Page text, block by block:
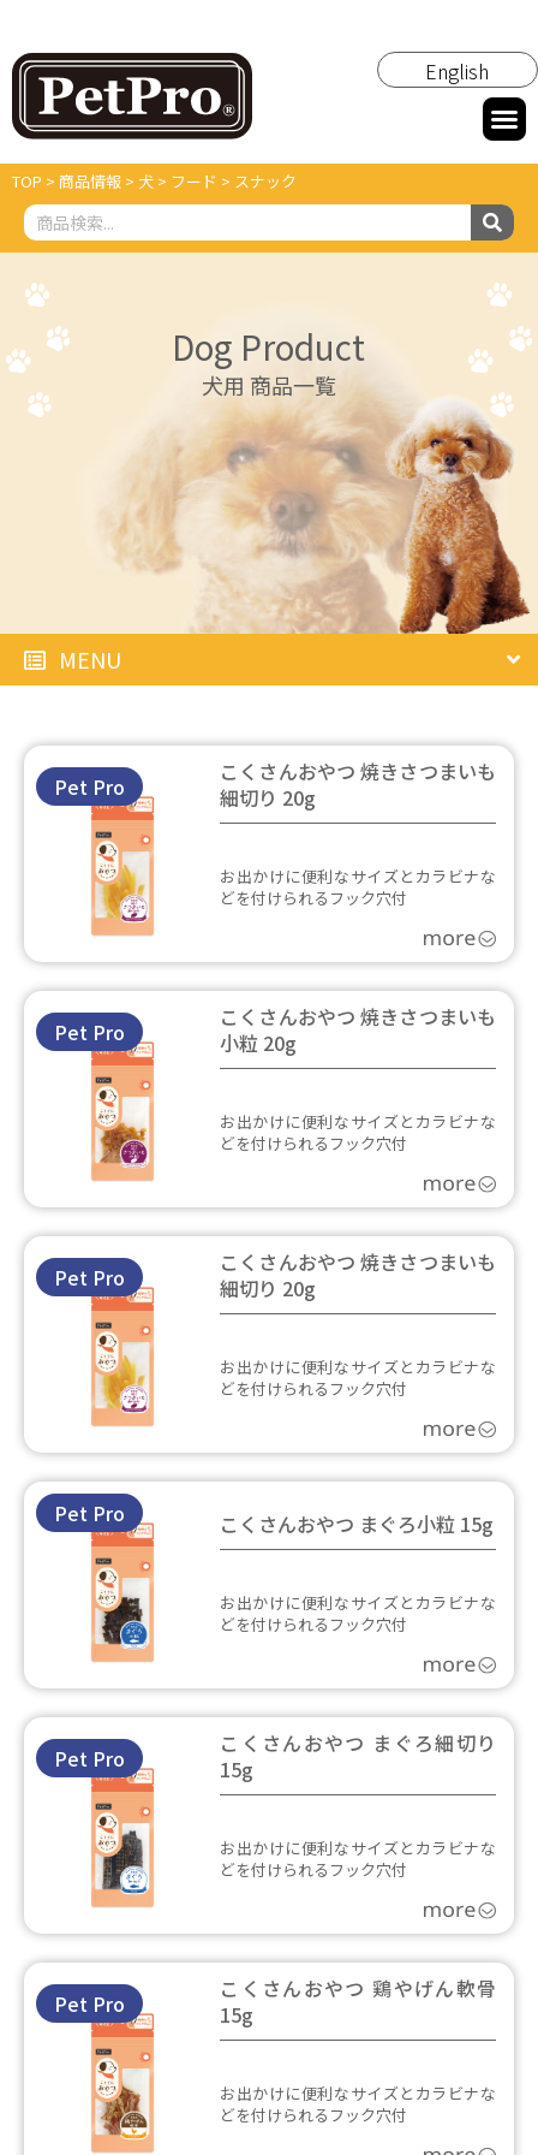
English
TOP > 商品情報 > 犬 > フード > スナック
Dog Product
犬用 商品一覧
MENU
Pet Pro
こくさんおやつ 焼きさつまいも
細切り 20g
お出かけに便利なサイズとカラビナな
どを付けられるフック穴付
Pet Pro
こくさんおやつ 焼きさつまいも
小粒 20g
お出かけに便利なサイズとカラビナな
どを付けられるフック穴付
Pet Pro
こくさんおやつ 焼きさつまいも
細切り 20g
お出かけに便利なサイズとカラビナな
どを付けられるフック穴付
Pet Pro こくさんおやつ まぐろ小粒 15g
お出かけに便利なサイズとカラビナな
どを付けられるフック穴付
Pet Pro
こくさんおやつ まぐろ細切り
15g
お出かけに便利なサイズとカラビナな
どを付けられるフック穴付
Pet Pro
こくさんおやつ 鶏やげん軟骨
15g
お出かけに便利なサイズとカラビナな
どを付けられるフック穴付